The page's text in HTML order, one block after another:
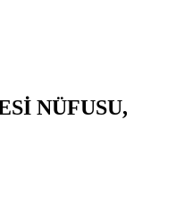
NÜFUSU,